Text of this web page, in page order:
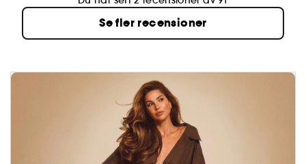
Se fler recensioner